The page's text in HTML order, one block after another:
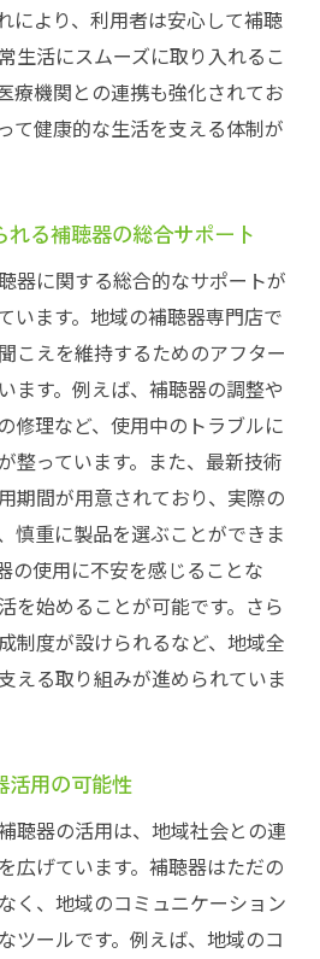
により、利用者は安心して補聴
生活にスムーズに取り入れるこ
療機関との連携も強化されてお
て健康的な生活を支える体制が
る補聴器の総合サポート
器に関する総合的なサポートが
います。地域の補聴器専門店で
こえを維持するためのアフター
ます。例えば、補聴器の調整や
修理など、使用中のトラブルに
整っています。また、最新技術
期間が用意されており、実際の
慎重に製品を選ぶことができま
の使用に不安を感じることな
を始めることが可能です。さら
制度が設けられるなど、地域全
える取り組みが進められていま
活用の可能性
聴器の活用は、地域社会との連
広げています。補聴器はただの
く、地域のコミュニケーション
ツールです。例えば、地域のコ